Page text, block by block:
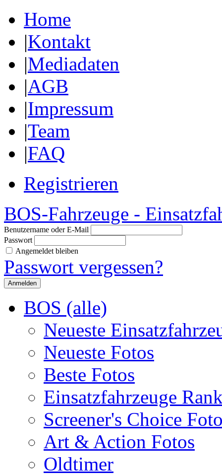
Home
|Kontakt
|Mediadaten
|AGB
|Impressum
|Team
|FAQ
Registrieren
BOS-Fahrzeuge -
Benutzername oder E-Mail
Passwort
Angemeldet bleiben
Passwort vergessen?
BOS (alle)
Neueste
Neueste Fotos
Beste Fotos
Einsatzfahrzeuge
Screener's Choice
Art & Action Fotos
Oldtimer